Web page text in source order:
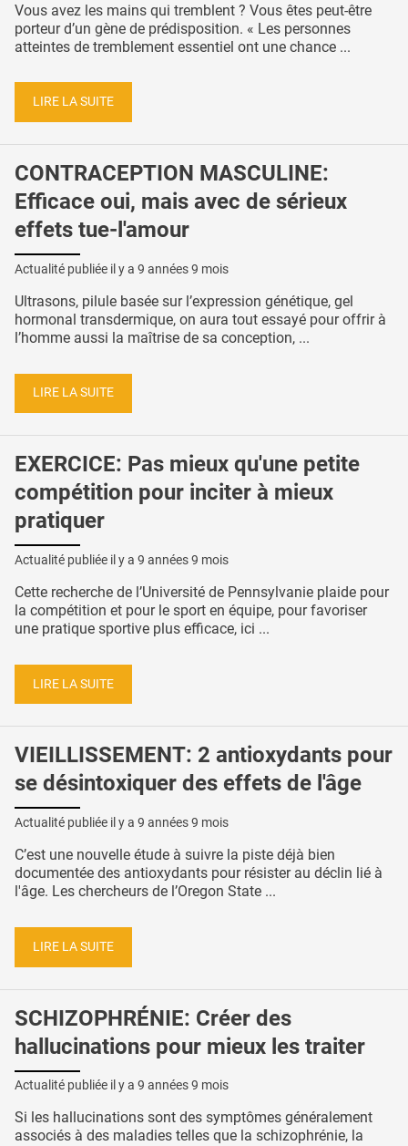
Vous avez les mains qui tremblent ? Vous êtes peut-être
porteur d’un gène de prédisposition. « Les personnes
atteintes de tremblement essentiel ont une chance ...
LIRE LA SUITE
CONTRACEPTION MASCULINE:
Efficace oui, mais avec de sérieux
effets tue-l'amour
Actualité publiée il y a 9 années 9 mois
Ultrasons, pilule basée sur l’expression génétique, gel
hormonal transdermique, on aura tout essayé pour offrir à
l’homme aussi la maîtrise de sa conception, ...
LIRE LA SUITE
EXERCICE: Pas mieux qu'une petite
compétition pour inciter à mieux
pratiquer
Actualité publiée il y a 9 années 9 mois
Cette recherche de l’Université de Pennsylvanie plaide pour
la compétition et pour le sport en équipe, pour favoriser
une pratique sportive plus efficace, ici ...
LIRE LA SUITE
VIEILLISSEMENT: 2 antioxydants pour
se désintoxiquer des effets de l'âge
Actualité publiée il y a 9 années 9 mois
C’est une nouvelle étude à suivre la piste déjà bien
documentée des antioxydants pour résister au déclin lié à
l'âge. Les chercheurs de l’Oregon State ...
LIRE LA SUITE
SCHIZOPHRÉNIE: Créer des
hallucinations pour mieux les traiter
Actualité publiée il y a 9 années 9 mois
Si les hallucinations sont des symptômes généralement
associés à des maladies telles que la schizophrénie, la